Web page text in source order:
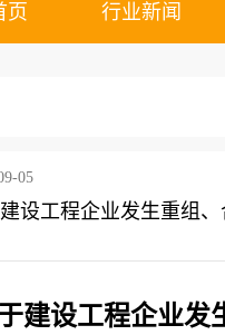
页 行业新闻
05
设工程企业发生重组
建设工程企业发